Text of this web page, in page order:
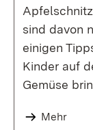
sind davon
einigen
Kinder auf
Gemüse
Mehr